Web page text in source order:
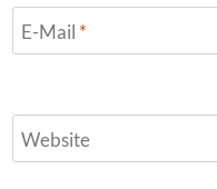
E-Mail *
Website